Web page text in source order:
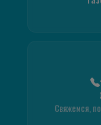
Свяжемся,